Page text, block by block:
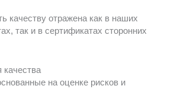
качеству отражена как в наших
так и в сертификатах сторонних
качества
на оценке рисков и